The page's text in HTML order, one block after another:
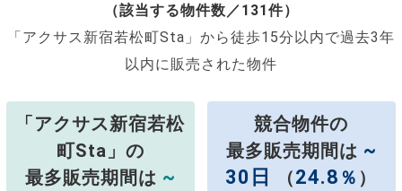
（該当する物件数／131件）
「アクサス新宿若松町Sta」から徒歩15分以内で過去3年
以内に販売された物件
「アクサス新宿若松
町Sta」の
最多販売期間は ~
競合物件の
最多販売期間は ~
30日
（24.8 ％ ）